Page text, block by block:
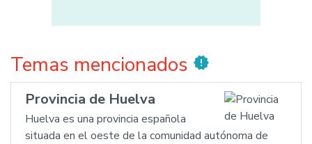
Temas mencionados new_releases
Provincia de Huelva
Huelva es una provincia española
situada en el oeste de la comunidad autónoma de